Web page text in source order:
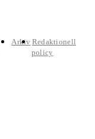
Arkiv Redaktionell
policy